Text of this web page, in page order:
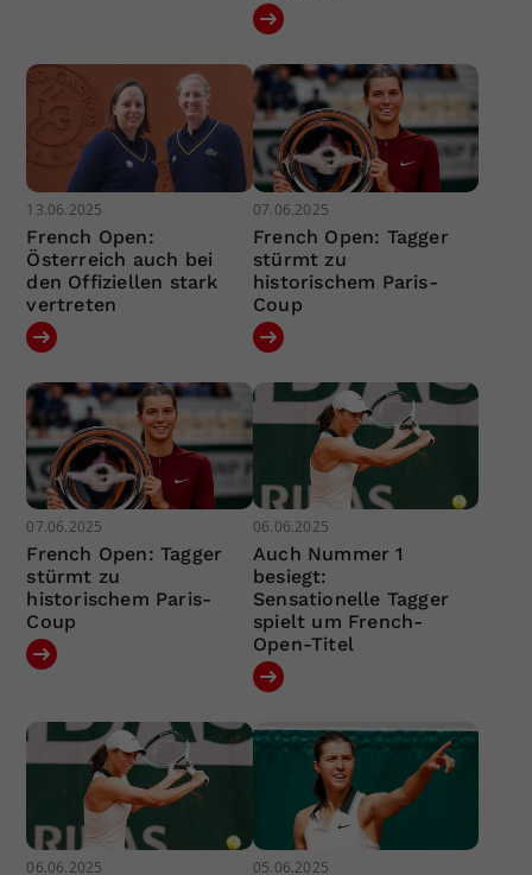
13.06.2025
French Open:
Österreich auch bei
den Offiziellen stark
vertreten
07.06.2025
French Open: Tagger
stürmt zu
historischem Paris-
Coup
07.06.2025
French Open: Tagger
stürmt zu
historischem Paris-
Coup
06.06.2025
Auch Nummer 1
besiegt:
Sensationelle Tagger
spielt um French-
Open-Titel
06.06.2025 05.06.2025